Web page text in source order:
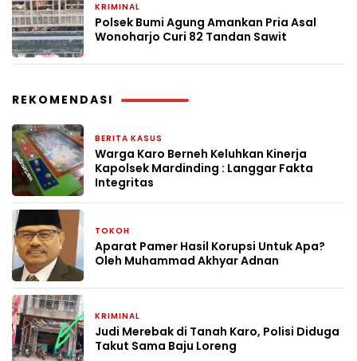
KRIMINAL
Polsek Bumi Agung Amankan Pria Asal
Wonoharjo Curi 82 Tandan Sawit
REKOMENDASI
BERITA KASUS
Warga Karo Berneh Keluhkan Kinerja
Kapolsek Mardinding : Langgar Fakta
Integritas
TOKOH
Aparat Pamer Hasil Korupsi Untuk Apa?
Oleh Muhammad Akhyar Adnan
KRIMINAL
Judi Merebak di Tanah Karo, Polisi Diduga
Takut Sama Baju Loreng